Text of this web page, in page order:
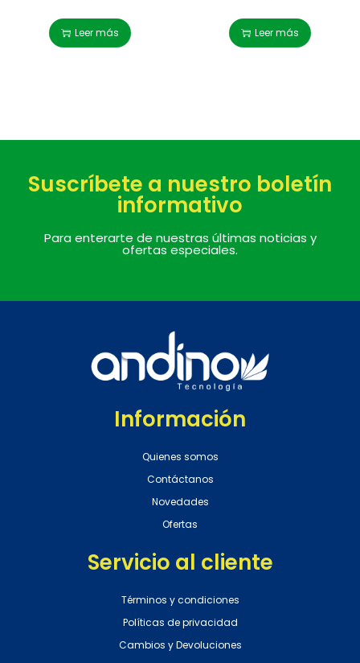
Leer más Leer más
Suscríbete a nuestro boletín
informativo
Para enterarte de nuestras últimas noticias y
ofertas especiales.
Información
Quienes somos
Contáctanos
Novedades
Ofertas
Servicio al cliente
Términos y condiciones
Políticas de privacidad
Cambios y Devoluciones